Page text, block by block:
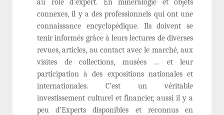
au rôle d’expert. En minéralogie et objets
connexes, il y a des professionnels qui ont une
connaissance encyclopédique. Ils doivent se
tenir informés grâce à leurs lectures de diverses
revues, articles, au contact avec le marché, aux
visites de collections, musées … et leur
participation à des expositions nationales et
internationales. C’est un véritable
investissement culturel et financier, aussi il y a
peu d’Experts disponibles et reconnus en